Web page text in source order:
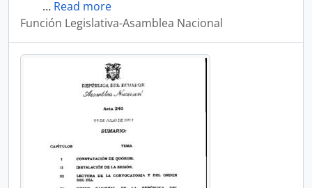
… Read more
Función Legislativa-Asamblea Nacional